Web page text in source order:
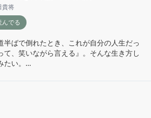
としては悲恋だけれど、これは平場に暮ら
分たちの現実、それを投影した物語なのだ
感した。
ったきもちになってたりするんだよ」
貴将
んでる
半ばで倒れたとき、これが自分の人生だっ
て、笑いながら言える』。そんな生き方し
たい。